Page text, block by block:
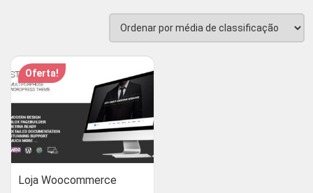
Oferta!
Loja Woocommerce